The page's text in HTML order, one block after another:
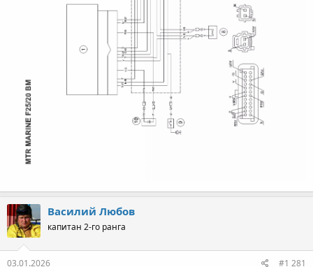
Василий Любов
капитан 2-го ранга
03.01.2026 #1 281